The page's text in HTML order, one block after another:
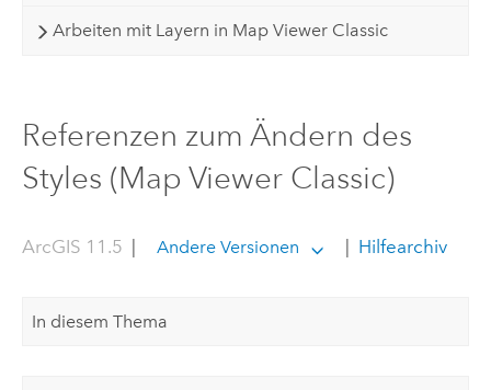
Arbeiten mit Layern in Map Viewer Classic
Referenzen zum Ändern des
Styles (Map Viewer Classic)
ArcGIS 11.5 Andere Versionen Hilfearchiv
In diesem Thema